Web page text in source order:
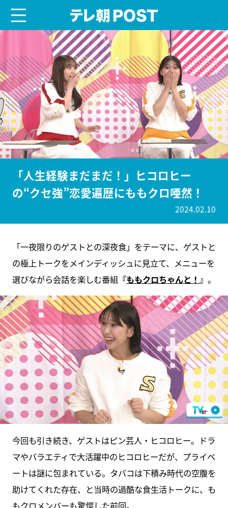
「人生経験まだまだ！」ヒコロヒー
の“クセ強”恋愛遍歴にももクロ唖然！
2024.02.10
「一夜限りのゲストとの深夜食」をテーマに、ゲストと
の極上トークをメインディッシュに見立て、メニューを
選びながら会話を楽しむ番組 『ももクロちゃんと！ 』 。
今回も引き続き、ゲストはピン芸人・ヒコロヒー。ドラ
マやバラエティで大活躍中のヒコロヒーだが、プライベ
ートは謎に包まれている。タバコは下積み時代の空腹を
助けてくれた存在、と当時の過酷な食生活トークに、も